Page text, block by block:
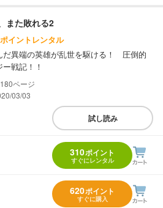
また敗れる2
イントレンタル
だ異端の英雄が乱世を駆ける！ 圧倒的
戦記！！
180
03/03
試し読み
310ポイント
すぐにレンタル
620ポイント
すぐに購入